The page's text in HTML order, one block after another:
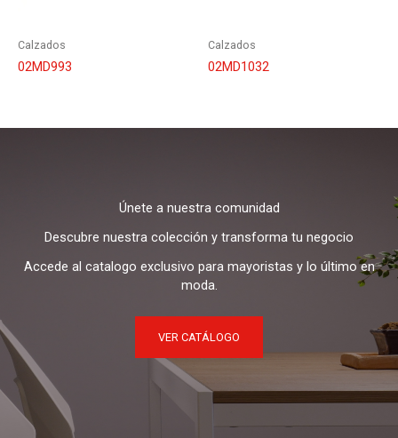
Calzados
02MD993
Calzados
02MD1032
Únete a nuestra comunidad
Descubre nuestra colección y transforma tu negocio
Accede al catalogo exclusivo para mayoristas y lo último en
moda.
VER CATÁLOGO